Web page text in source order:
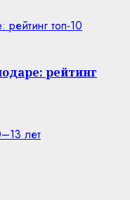
топ-10
рейтинг
лет